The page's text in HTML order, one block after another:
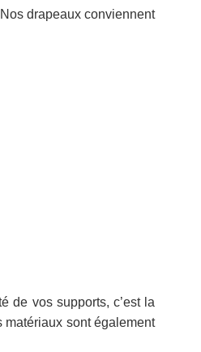
drapeaux conviennent
de vos supports, c’est la
sont également